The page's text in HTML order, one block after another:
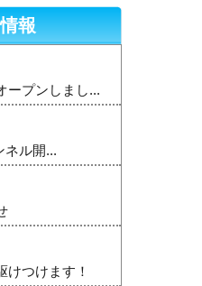
報
ープンしまし...
ネル開...
けつけます！